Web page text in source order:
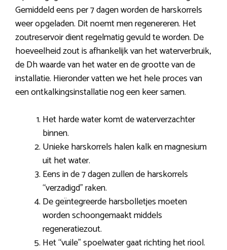
Gemiddeld eens per 7 dagen worden de harskorrels
weer opgeladen. Dit noemt men regenereren. Het
zoutreservoir dient regelmatig gevuld te worden. De
hoeveelheid zout is afhankelijk van het waterverbruik,
de Dh waarde van het water en de grootte van de
installatie. Hieronder vatten we het hele proces van
een ontkalkingsinstallatie nog een keer samen.
Het harde water komt de waterverzachter
binnen.
Unieke harskorrels halen kalk en magnesium
uit het water.
Eens in de 7 dagen zullen de harskorrels
“verzadigd” raken.
De geïntegreerde harsbolletjes moeten
worden schoongemaakt middels
regeneratiezout.
Het “vuile” spoelwater gaat richting het riool.